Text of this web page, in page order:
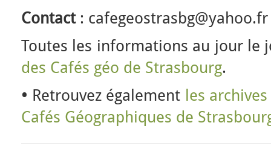
Contact: cafegeostrasbg@yahoo.fr
Toutes les informations au jour le
des Cafés géo de Strasbourg.
• Retrouvez également les
Cafés Géographiques de